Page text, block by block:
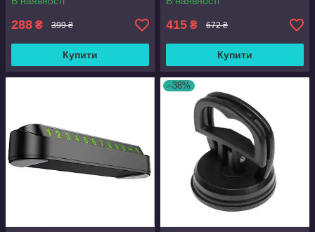
288 ₴ 399 ₴
Купити
V 27 х 13.9 х 11.5 см Чорний
415 ₴ 672 ₴
Купити
–38%